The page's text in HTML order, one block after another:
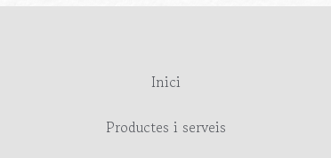
Inici
Productes i serveis